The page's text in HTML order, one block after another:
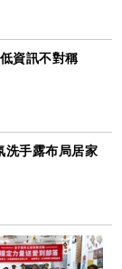
資訊不對稱
洗手露布局居家